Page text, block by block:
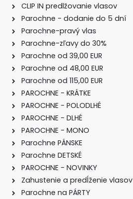
CLIP IN predlžovanie vlasov
Parochne - dodanie do 5 dní
Parochne-pravý vlas
Parochne-zľavy do 30%
Parochne od 39,00 EUR
Parochne od 48,00 EUR
Parochne od 115,00 EUR
PAROCHNE - KRÁTKE
PAROCHNE - POLODLHÉ
PAROCHNE - DLHÉ
PAROCHNE - MONO
Parochne PÁNSKE
Parochne DETSKÉ
PAROCHNE - NOVINKY
Zahustenie a predĺženie vlasov
Parochne na PÁRTY